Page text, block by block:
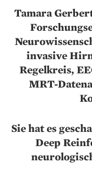
Tamara
invasive
Regelkreis,
MRT-
Sie hat es
Deep